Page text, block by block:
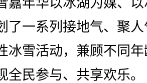
年华以冰湖为媒、以
了一系列接地气、聚
冰雪活动，兼顾不同
全民参与、共享欢乐。